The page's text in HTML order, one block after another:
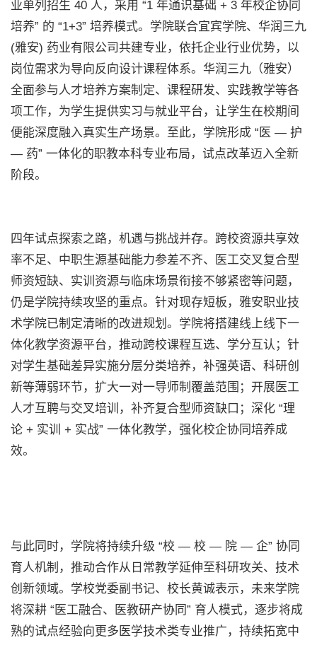
业单列招生 40 人，采用 “1 年通识基础 + 3 年校企协同
培养” 的 “1+3” 培养模式。学院联合宜宾学院、华润三九
(雅安) 药业有限公司共建专业，依托企业行业优势，以
岗位需求为导向反向设计课程体系。华润三九（雅安）
全面参与人才培养方案制定、课程研发、实践教学等各
项工作，为学生提供实习与就业平台，让学生在校期间
便能深度融入真实生产场景。至此，学院形成 “医 — 护
— 药” 一体化的职教本科专业布局，试点改革迈入全新
阶段。
四年试点探索之路，机遇与挑战并存。跨校资源共享效
率不足、中职生源基础能力参差不齐、医工交叉复合型
师资短缺、实训资源与临床场景衔接不够紧密等问题，
仍是学院持续攻坚的重点。针对现存短板，雅安职业技
术学院已制定清晰的改进规划。学院将搭建线上线下一
体化教学资源平台，推动跨校课程互选、学分互认；针
对学生基础差异实施分层分类培养，补强英语、科研创
新等薄弱环节，扩大一对一导师制覆盖范围；开展医工
人才互聘与交叉培训，补齐复合型师资缺口；深化 “理
论 + 实训 + 实战” 一体化教学，强化校企协同培养成
效。
与此同时，学院将持续升级 “校 — 校 — 院 — 企” 协同
育人机制，推动合作从日常教学延伸至科研攻关、技术
创新领域。学校党委副书记、校长黄诚表示，未来学院
将深耕 “医工融合、医教研产协同” 育人模式，逐步将成
熟的试点经验向更多医学技术类专业推广，持续拓宽中